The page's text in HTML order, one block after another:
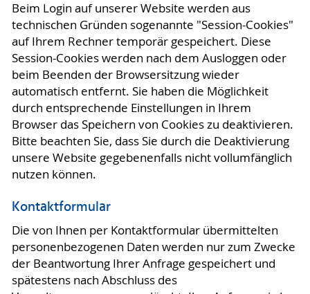
Beim Login auf unserer Website werden aus
technischen Gründen sogenannte "Session-Cookies"
auf Ihrem Rechner temporär gespeichert. Diese
Session-Cookies werden nach dem Ausloggen oder
beim Beenden der Browsersitzung wieder
automatisch entfernt. Sie haben die Möglichkeit
durch entsprechende Einstellungen in Ihrem
Browser das Speichern von Cookies zu deaktivieren.
Bitte beachten Sie, dass Sie durch die Deaktivierung
unsere Website gegebenenfalls nicht vollumfänglich
nutzen können.
Kontaktformular
Die von Ihnen per Kontaktformular übermittelten
personenbezogenen Daten werden nur zum Zwecke
der Beantwortung Ihrer Anfrage gespeichert und
spätestens nach Abschluss des